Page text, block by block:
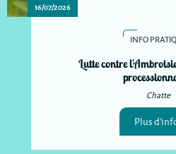
16/07/2026
INFO
Lutte contre
Chatte
Plus